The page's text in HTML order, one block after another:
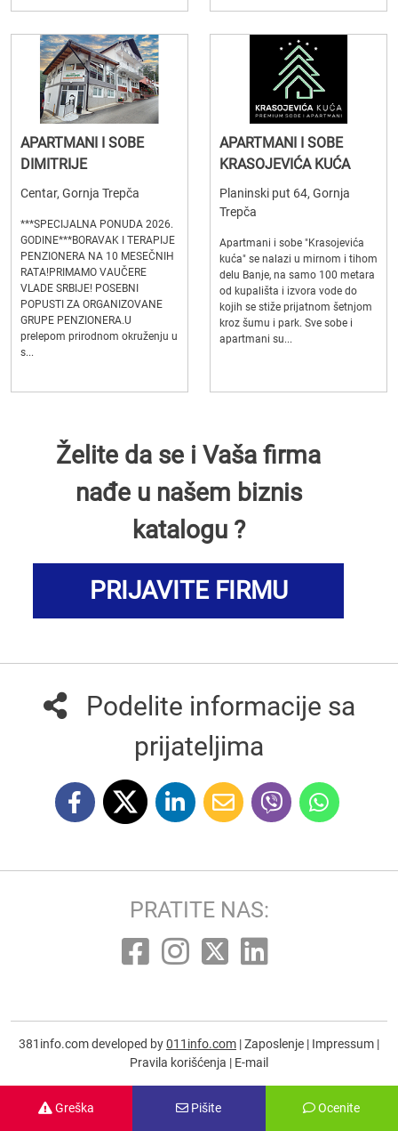
APARTMANI I SOBE
DIMITRIJE
Centar, Gornja Trepča
***SPECIJALNA PONUDA 2026.
GODINE***BORAVAK I TERAPIJE
PENZIONERA NA 10 MESEČNIH
RATA!PRIMAMO VAUČERE
VLADE SRBIJE! POSEBNI
POPUSTI ZA ORGANIZOVANE
GRUPE PENZIONERA.U
prelepom prirodnom okruženju u
s...
APARTMANI I SOBE
KRASOJEVIĆA KUĆA
Planinski put 64, Gornja
Trepča
Apartmani i sobe "Krasojevića
kuća" se nalazi u mirnom i tihom
delu Banje, na samo 100 metara
od kupališta i izvora vode do
kojih se stiže prijatnom šetnjom
kroz šumu i park. Sve sobe i
apartmani su...
Želite da se i Vaša firma
nađe u našem biznis
katalogu ?
PRIJAVITE FIRMU
Greška Pišite Ocenite
Podelite informacije sa
prijateljima
PRATITE NAS:
381info.com developed by011info.com |Zaposlenje | Impressum |
Pravila korišćenja | E-mail